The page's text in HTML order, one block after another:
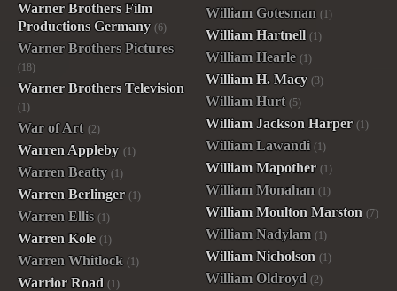
Warner Brothers Film
Productions Germany (6)
Warner Brothers Pictures
(18)
Warner Brothers Television
(1)
War of Art (2)
Warren Appleby (1)
Warren Beatty (1)
Warren Berlinger (1)
Warren Ellis (1)
Warren Kole (1)
Warren Whitlock (1)
Warrior Road (1)
William Gotesman (1)
William Hartnell (1)
William Hearle (1)
William H. Macy (3)
William Hurt (5)
William Jackson Harper (1)
William Lawandi (1)
William Mapother (1)
William Monahan (1)
William Moulton Marston (7)
William Nadylam (1)
William Nicholson (1)
William Oldroyd (2)